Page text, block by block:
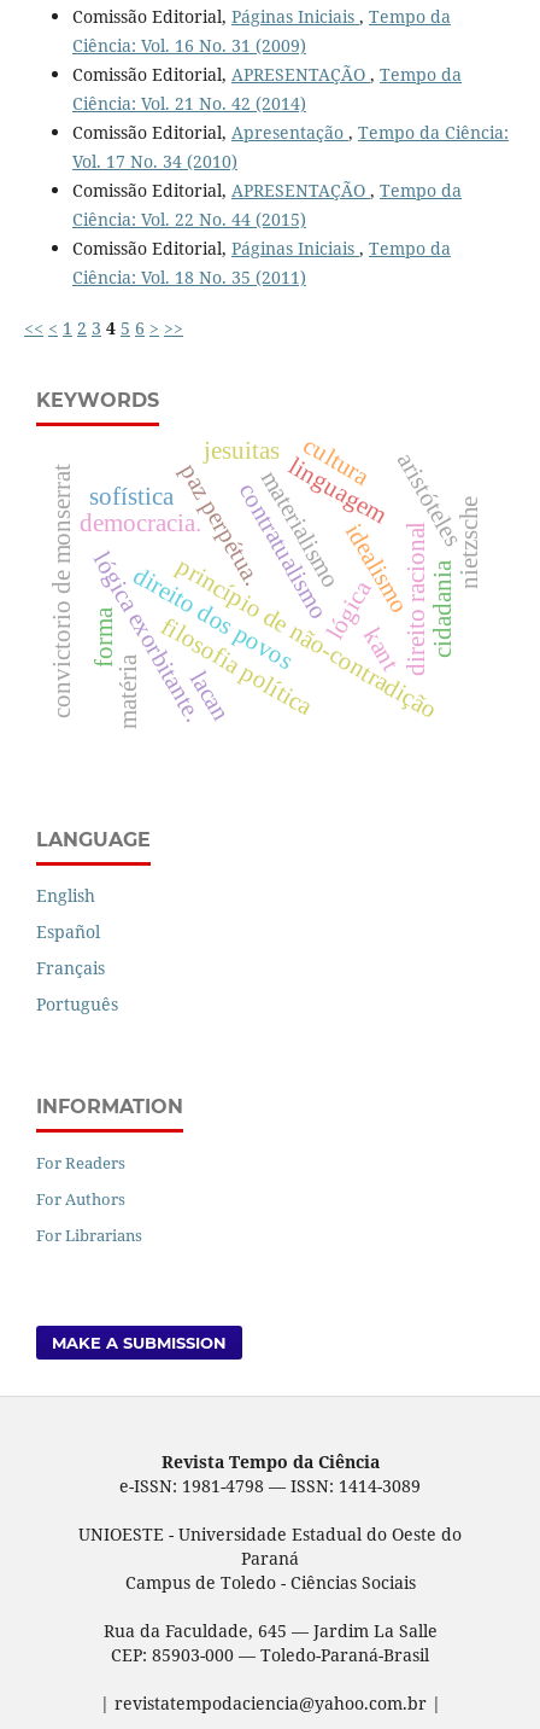
Comissão Editorial, Páginas Iniciais , Tempo da
Ciência: Vol. 16 No. 31 (2009)
Comissão Editorial, APRESENTAÇÃO , Tempo da
Ciência: Vol. 21 No. 42 (2014)
Comissão Editorial, Apresentação , Tempo da Ciência:
Vol. 17 No. 34 (2010)
Comissão Editorial, APRESENTAÇÃO , Tempo da
Ciência: Vol. 22 No. 44 (2015)
Comissão Editorial, Páginas Iniciais , Tempo da
Ciência: Vol. 18 No. 35 (2011)
<< < 1 2 3 4 5 6 > >>
KEYWORDS
lógica
princípio de não-contradição
lógica exorbitante. kant direito racional
filosofia política
direito dos povos
contratualismo
paz perpétua. idealismo
materialismo
forma
matéria
democracia. linguagem aristóteles
sofística
cultura
nietzsche
jesuitas
convictorio de monserrat cidadania
lacan
LANGUAGE
English
Español
Français
Português
INFORMATION
For Readers
For Authors
For Librarians
MAKE A SUBMISSION
Revista Tempo da Ciência
e-ISSN: 1981-4798 — ISSN: 1414-3089
UNIOESTE - Universidade Estadual do Oeste do
Paraná
Campus de Toledo - Ciências Sociais
Rua da Faculdade, 645 — Jardim La Salle
CEP: 85903-000 — Toledo-Paraná-Brasil
| revistatempodaciencia@yahoo.com.br |